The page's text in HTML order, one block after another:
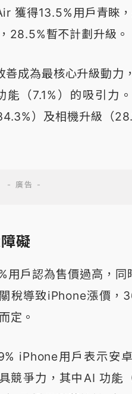
獲得13.5%用戶青睞
28.5%暫不計劃升級。
善成為最核心升級動力
（7.1%）的吸引力
）及相機升級（
礙
戶認為售價過高，同
稅導致iPhone漲價，
定。
iPhone用戶表示安
競爭力，其中AI 功能